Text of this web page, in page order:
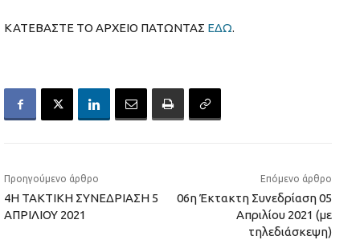
ΚΑΤΕΒΑΣΤΕ ΤΟ ΑΡΧΕΙΟ ΠΑΤΩΝΤΑΣ ΕΔΩ.
Προηγούμενο άρθρο
4Η ΤΑΚΤΙΚΗ ΣΥΝΕΔΡΙΑΣΗ 5
ΑΠΡΙΛΙΟΥ 2021
Επόμενο άρθρο
06η Έκτακτη Συνεδρίαση 05
Απριλίου 2021 (με
τηλεδιάσκεψη)